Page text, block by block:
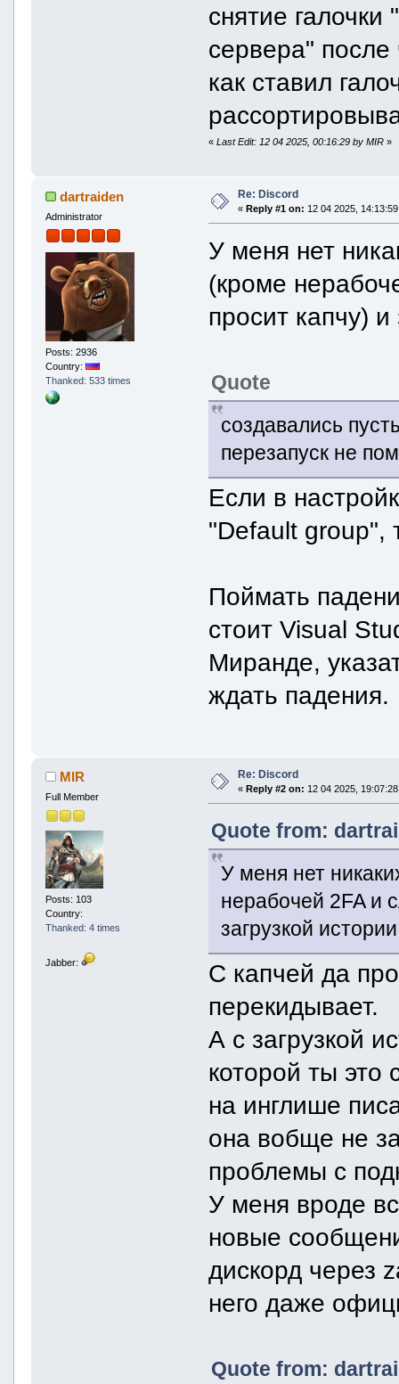
снятие
сервера" после
как ставил
«Last Edit: 12 04 2025, 00:16:29 by MIR »
dartraiden
Administrator
Posts: 2936
Country:
Thanked: 533 times
Re: Discord
« Reply #1 on: 12 04 2025,
У меня нет
(кроме
просит капчу) и
Quote
создавались
перезапуск не
Если в
"Default group",
Поймать
стоит Visual
Миранде,
ждать падения.
MIR
Full Member
Posts: 103
Country:
Thanked: 4 times
Jabber:
Re: Discord
« Reply #2 on: 12 04 2025,
Quote from:
У меня нет
нерабочей 2FA и
загрузкой
С капчей да
перекидывает.
А с загрузкой
которой ты это
на инглише
она вобще не
проблемы с
У меня вроде
новые
дискорд через
него даже
Quote from: